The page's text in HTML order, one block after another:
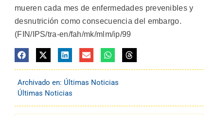
mueren cada mes de enfermedades prevenibles y
desnutrición como consecuencia del embargo.
(FIN/IPS/tra-en/fah/mk/mlm/ip/99
Archivado en: Últimas Noticias
Últimas Noticias